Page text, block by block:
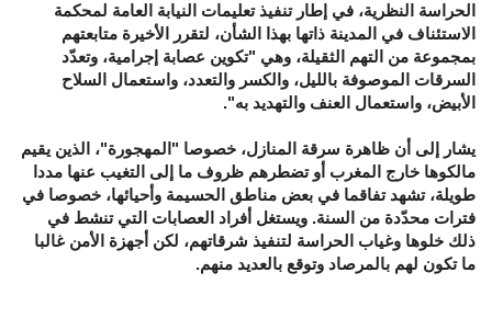
الحراسة النظرية، في إطار تنفيذ تعليمات النيابة العامة لمحكمة
الاستئناف في المدينة ذاتها بهذا الشأن، لتقرر الأخيرة متابعتهم
بمجموعة من التهم الثقيلة، وهي "تكوين عصابة إجرامية، وتعدّد
السرقات الموصوفة بالليل، والكسر والتعدد، واستعمال السلاح
الأبيض، واستعمال العنف والتهديد به".
يشار إلى أن ظاهرة سرقة المنازل، خصوصا "المهجورة"، الذين يقيم
مالكوها خارج المغرب أو تضطرهم ظروف ما إلى التغيب عنها مددا
طويلة، تشهد تفاقما في بعض مناطق الحسيمة وأحيائها، خصوصا في
فترات محدّدة من السنة. ويستغل أفراد العصابات التي تنشط في
ذلك خلوها وغياب الحراسة لتنفيذ شرقاتهم، لكن أجهزة الأمن غالبا
ما تكون لهم بالمرصاد وتوقع بالعديد منهم.